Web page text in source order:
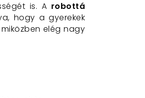
is. A robottá
hogy a gyerekek
elég nagy